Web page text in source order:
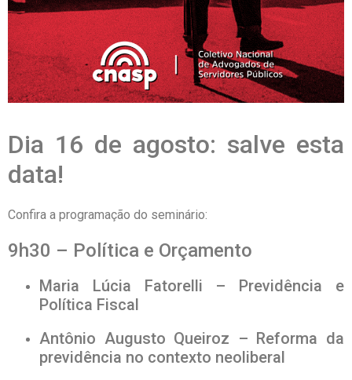
Dia 16 de agosto: salve esta
data!
Confira a programação do seminário:
9h30 – Política e Orçamento
Maria Lúcia Fatorelli – Previdência e
Política Fiscal
Antônio Augusto Queiroz – Reforma da
previdência no contexto neoliberal